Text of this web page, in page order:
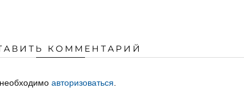
КОММЕНТАРИЙ
авторизоваться